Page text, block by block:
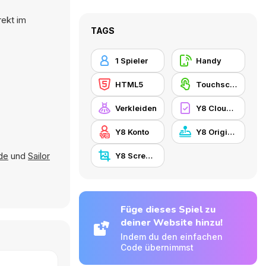
im
und Sailor
TAGS
1 Spieler Handy
HTML5 Touchscreen
Verkleiden Y8 Cloud Save
Y8 Konto Y8 Originals
Y8 Screenshot
Füge dieses Spiel zu
deiner Website hinzu!
Indem du den einfachen
Code übernimmst